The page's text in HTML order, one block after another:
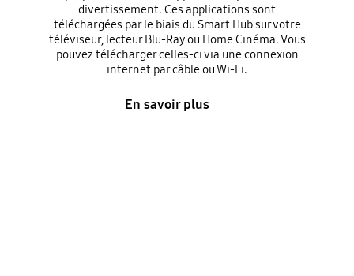
divertissement. Ces applications sont
téléchargées par le biais du Smart Hub sur votre
téléviseur, lecteur Blu-Ray ou Home Cinéma. Vous
pouvez télécharger celles-ci via une connexion
internet par câble ou Wi-Fi.
En savoir plus